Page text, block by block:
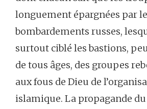
longuement épargnées par
bombardements russes,
surtout ciblé les bastions,
de tous âges, des groupes
aux fous de Dieu de
islamique. La propagande